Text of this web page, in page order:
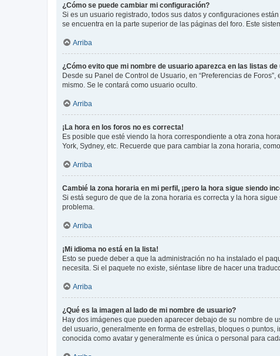
¿Cómo se puede cambiar mi configuración?
Si es un usuario registrado, todos sus datos y configuraciones
se encuentra en la parte superior de las páginas del foro. Este
Arriba
¿Cómo evito que mi nombre de usuario aparezca en las listas
Desde su Panel de Control de Usuario, en “Preferencias de Foros”,
mismo. Se le contará como usuario oculto.
Arriba
¡La hora en los foros no es correcta!
Es posible que esté viendo la hora correspondiente a otra zona
York, Sydney, etc. Recuerde que para cambiar la zona horaria,
Arriba
Cambié la zona horaria en mi perfil, ¡pero la hora sigue siendo
Si está seguro de que de la zona horaria es correcta y la hora
problema.
Arriba
¡Mi idioma no está en la lista!
Esto se puede deber a que la administración no ha instalado el
necesita. Si el paquete no existe, siéntase libre de hacer una
Arriba
¿Qué es la imagen al lado de mi nombre de usuario?
Hay dos imágenes que pueden aparecer debajo de su nombre de
del usuario, generalmente en forma de estrellas, bloques o
conocida como avatar y generalmente es única o personal para